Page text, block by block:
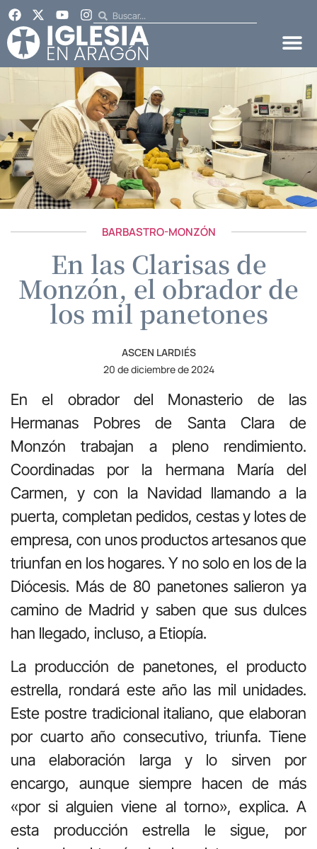
BARBASTRO-MONZÓN
En las Clarisas de
Monzón, el obrador de
los mil panetones
ASCEN LARDIÉS
20 de diciembre de 2024
En el obrador del Monasterio de las
Hermanas Pobres de Santa Clara de
Monzón trabajan a pleno rendimiento.
Coordinadas por la hermana María del
Carmen, y con la Navidad llamando a la
puerta, completan pedidos, cestas y lotes de
empresa, con unos productos artesanos que
triunfan en los hogares. Y no solo en los de la
Diócesis. Más de 80 panetones salieron ya
camino de Madrid y saben que sus dulces
han llegado, incluso, a Etiopía.
La producción de panetones, el producto
estrella, rondará este año las mil unidades.
Este postre tradicional italiano, que elaboran
por cuarto año consecutivo, triunfa. Tiene
una elaboración larga y lo sirven por
encargo, aunque siempre hacen de más
«por si alguien viene al torno», explica. A
esta producción estrella le sigue, por